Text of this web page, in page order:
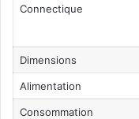
Connectique
Dimensions
Alimentation
Consommation